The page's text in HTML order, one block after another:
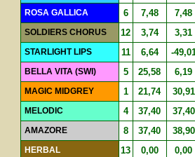
ROSA GALLICA 6 7,48 7,48
SOLDIERS CHORUS 12 3,74 3,31
STARLIGHT LIPS 11 6,64 -
BELLA VITA (SWI) 5 25,58 6,19
MAGIC MIDGREY 1 21,74 30,91
MELODIC 4 37,40 37,40
AMAZORE 8 37,40 38,90
HERBAL 13 0,00 0,00